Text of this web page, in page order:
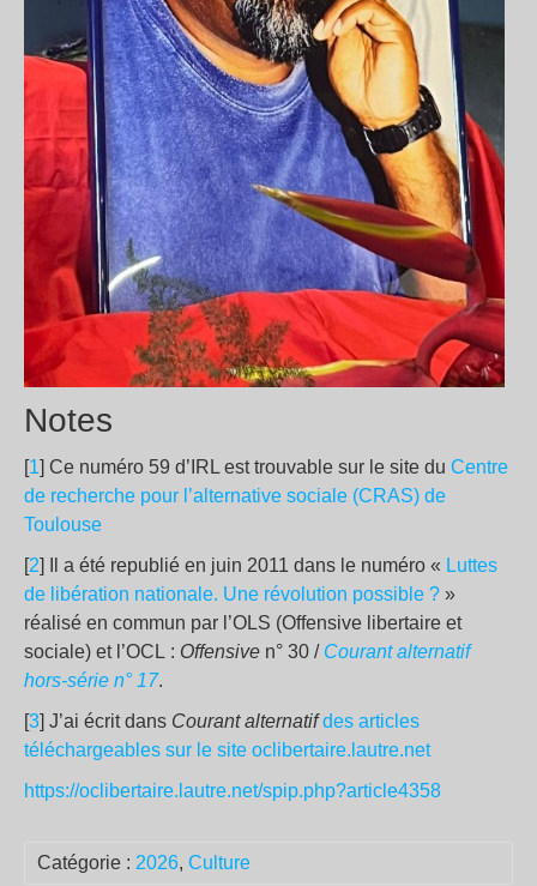
Notes
[1] Ce numéro 59 d’IRL est trouvable sur le site du Centre
de recherche pour l’alternative sociale (CRAS) de
Toulouse
[2] Il a été republié en juin 2011 dans le numéro « Luttes
de libération nationale. Une révolution possible ? »
réalisé en commun par l’OLS (Offensive libertaire et
sociale) et l’OCL : Offensive n° 30 / Courant alternatif
hors-série n° 17.
[3] J’ai écrit dans Courant alternatif des articles
téléchargeables sur le site oclibertaire.lautre.net
https://oclibertaire.lautre.net/spip.php?article4358
Catégorie : 2026, Culture